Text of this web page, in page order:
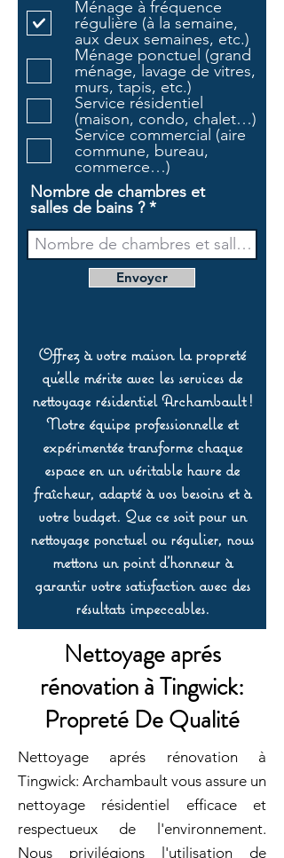
g
a
t
o
i
r
e
Ménage à fréquence
régulière (à la semaine,
aux deux semaines, etc.)
Ménage ponctuel (grand
ménage, lavage de vitres,
murs, tapis, etc.)
Service résidentiel
(maison, condo, chalet…)
Service commercial (aire
commune, bureau,
commerce…)
Nombre de chambres et
salles de bains ?
Envoyer
Offrez à votre maison la propreté
qu’elle mérite avec les services de
nettoyage résidentiel Archambault !
Notre équipe professionnelle et
expérimentée transforme chaque
espace en un véritable havre de
fraîcheur, adapté à vos besoins et à
votre budget. Que ce soit pour un
nettoyage ponctuel ou régulier, nous
mettons un point d’honneur à
garantir votre satisfaction avec des
résultats impeccables.
Nettoyage aprés
rénovation à Tingwick:
Propreté De Qualité
Nettoyage aprés rénovation à
Tingwick: Archambault vous assure un
nettoyage résidentiel efficace et
respectueux de l'environnement.
Nous privilégions l'utilisation de